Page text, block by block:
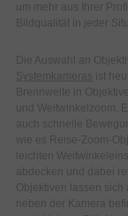
um mehr aus Ihrer
Bildqualität in jeder
Die Auswahl an
Systemkameras
ist
Brennweite in
und Weitwinkelzoom.
auch schnelle
wie es Reise-Zoom-
leichten
abdecken und dabei
Objektiven lassen sich
neben der Kamera